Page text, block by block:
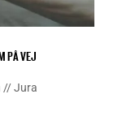
PÅ VEJ
//Jura